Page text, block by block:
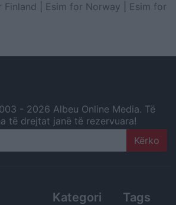
Finland Esim for Norway
Esim for
- 2026 Albeu Online Media. Të
të drejtat janë të rezervuara!
Kategori Tags